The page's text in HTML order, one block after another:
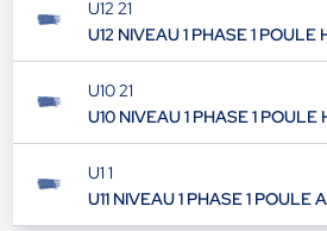
U11 NIVEAU 3 PHASE 1 POULE A
U12 21
U12 NIVEAU 1 PHASE 1 POULE H
U10 21
U10 NIVEAU 1 PHASE 1 POULE H